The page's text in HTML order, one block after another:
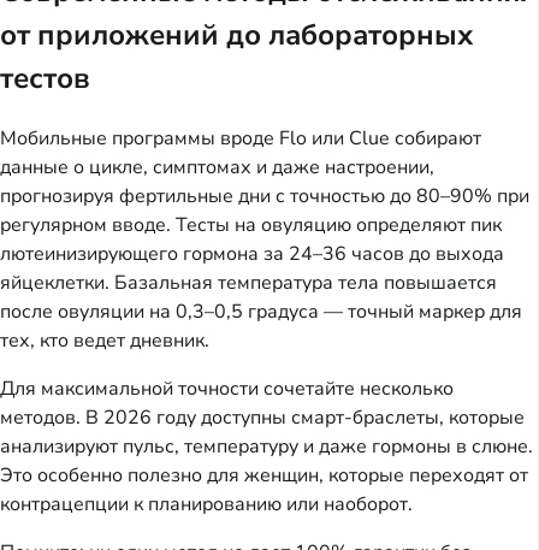
от приложений до лабораторных
тестов
Мобильные программы вроде Flo или Clue собирают
данные о цикле, симптомах и даже настроении,
прогнозируя фертильные дни с точностью до 80–90% при
регулярном вводе. Тесты на овуляцию определяют пик
лютеинизирующего гормона за 24–36 часов до выхода
яйцеклетки. Базальная температура тела повышается
после овуляции на 0,3–0,5 градуса — точный маркер для
тех, кто ведет дневник.
Для максимальной точности сочетайте несколько
методов. В 2026 году доступны смарт-браслеты, которые
анализируют пульс, температуру и даже гормоны в слюне.
Это особенно полезно для женщин, которые переходят от
контрацепции к планированию или наоборот.